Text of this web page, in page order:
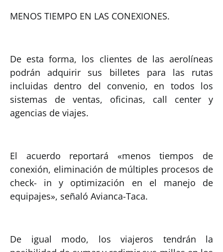
MENOS TIEMPO EN LAS CONEXIONES.
De esta forma, los clientes de las aerolíneas
podrán adquirir sus billetes para las rutas
incluidas dentro del convenio, en todos los
sistemas de ventas, oficinas, call center y
agencias de viajes.
El acuerdo reportará «menos tiempos de
conexión, eliminación de múltiples procesos de
check- in y optimización en el manejo de
equipajes», señaló Avianca-Taca.
De igual modo, los viajeros tendrán la